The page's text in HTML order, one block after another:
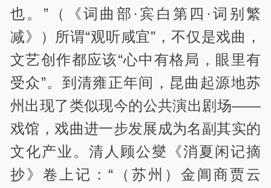
也。”（《词曲部·宾白第四·词别繁
减》）所谓“观听咸宜”，不仅是戏曲，
文艺创作都应该“心中有格局，眼里有
受众”。到清雍正年间，昆曲起源地苏
州出现了类似现今的公共演出剧场——
戏馆，戏曲进一步发展成为名副其实的
文化产业。清人顾公燮《消夏闲记摘
抄》卷上记：“（苏州）金阊商贾云